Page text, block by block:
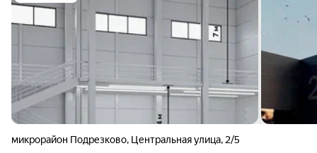
микрорайон Подрезково, Центральная улица, 2/5